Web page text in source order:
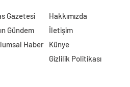
Gazetesi
Gündem
Haber
Hakkımızda
İletişim
Künye
Gizlilik Politikası